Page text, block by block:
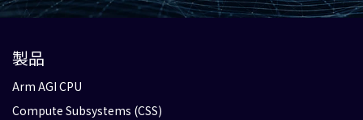
製品
Arm AGI CPU
Compute Subsystems (CSS)